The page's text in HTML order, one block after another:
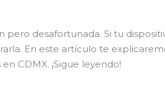
desafortunada. Si tu
En este artículo te
CDMX. ¡Sigue leyendo!